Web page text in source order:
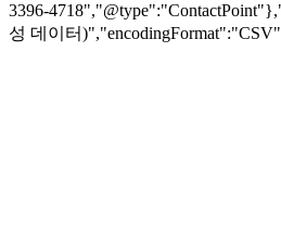
3396-
성 데이터